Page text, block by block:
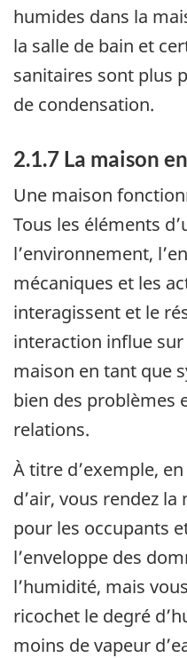
humides dans la
la salle de bain et
sanitaires sont plus
de condensation.
2.1.7 La maison
Une maison
Tous les éléments
l’environnement,
mécaniques et les
interagissent et le
interaction influe
maison en tant que
bien des problèmes
relations.
À titre d’exemple,
d’air, vous rendez
pour les occupants
l’enveloppe des
l’humidité, mais
ricochet le degré
moins de vapeur